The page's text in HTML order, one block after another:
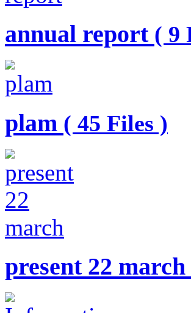
annual report ( 9
plam ( 45 Files )
present 22 march